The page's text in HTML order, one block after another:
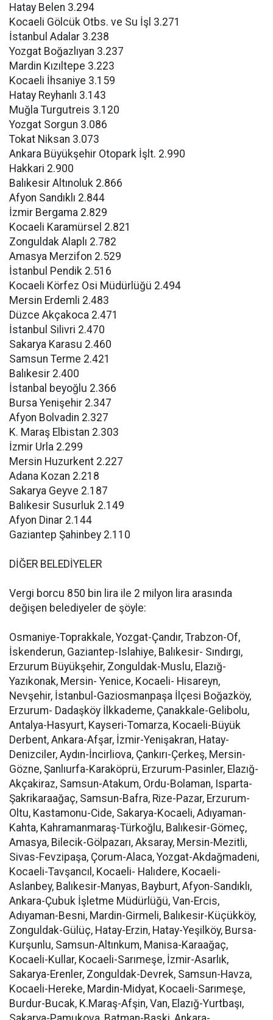
Hatay Belen 3.294
Kocaeli Gölcük Otbs. ve Su İşl 3.271
İstanbul Adalar 3.238
Yozgat Boğazlıyan 3.237
Mardin Kızıltepe 3.223
Kocaeli İhsaniye 3.159
Hatay Reyhanlı 3.143
Muğla Turgutreis 3.120
Yozgat Sorgun 3.086
Tokat Niksan 3.073
Ankara Büyükşehir Otopark İşlt. 2.990
Hakkari 2.900
Balıkesir Altınoluk 2.866
Afyon Sandıklı 2.844
İzmir Bergama 2.829
Kocaeli Karamürsel 2.821
Zonguldak Alaplı 2.782
Amasya Merzifon 2.529
İstanbul Pendik 2.516
Kocaeli Körfez Osi Müdürlüğü 2.494
Mersin Erdemli 2.483
Düzce Akçakoca 2.471
İstanbul Silivri 2.470
Sakarya Karasu 2.460
Samsun Terme 2.421
Balıkesir 2.400
İstanbal beyoğlu 2.366
Bursa Yenişehir 2.347
Afyon Bolvadin 2.327
K. Maraş Elbistan 2.303
İzmir Urla 2.299
Mersin Huzurkent 2.227
Adana Kozan 2.218
Sakarya Geyve 2.187
Balıkesir Susurluk 2.149
Afyon Dinar 2.144
Gaziantep Şahinbey 2.110
DİĞER BELEDİYELER
Vergi borcu 850 bin lira ile 2 milyon lira arasında
değişen belediyeler de şöyle:
Osmaniye-Toprakkale, Yozgat-Çandır, Trabzon-Of,
İskenderun, Gaziantep-Islahiye, Balıkesir- Sındırgı,
Erzurum Büyükşehir, Zonguldak-Muslu, Elazığ-
Yazıkonak, Mersin- Yenice, Kocaeli- Hisareyn,
Nevşehir, İstanbul-Gaziosmanpaşa İlçesi Boğazköy,
Erzurum- Dadaşköy İlkkademe, Çanakkale-Gelibolu,
Antalya-Hasyurt, Kayseri-Tomarza, Kocaeli-Büyük
Derbent, Ankara-Afşar, İzmir-Yenişakran, Hatay-
Denizciler, Aydın-İncirliova, Çankırı-Çerkeş, Mersin-
Gözne, Şanlıurfa-Karaköprü, Erzurum-Pasinler, Elazığ-
Akçakiraz, Samsun-Atakum, Ordu-Bolaman, Isparta-
Şakrikaraağaç, Samsun-Bafra, Rize-Pazar, Erzurum-
Oltu, Kastamonu-Cide, Sakarya-Kocaeli, Adıyaman-
Kahta, Kahramanmaraş-Türkoğlu, Balıkesir-Gömeç,
Amasya, Bilecik-Gölpazarı, Aksaray, Mersin-Mezitli,
Sivas-Fevzipaşa, Çorum-Alaca, Yozgat-Akdağmadeni,
Kocaeli-Tavşancıl, Kocaeli- Halıdere, Kocaeli-
Aslanbey, Balıkesir-Manyas, Bayburt, Afyon-Sandıklı,
Ankara-Çubuk İşletme Müdürlüğü, Van-Ercis,
Adıyaman-Besni, Mardin-Girmeli, Balıkesir-Küçükköy,
Zonguldak-Gülüç, Hatay-Erzin, Hatay-Yeşilköy, Bursa-
Kurşunlu, Samsun-Altınkum, Manisa-Karaağaç,
Kocaeli-Kullar, Kocaeli-Sarımeşe, İzmir-Asarlık,
Sakarya-Erenler, Zonguldak-Devrek, Samsun-Havza,
Kocaeli-Hereke, Mardin-Midyat, Kocaeli-Sarımeşe,
Burdur-Bucak, K.Maraş-Afşin, Van, Elazığ-Yurtbaşı,